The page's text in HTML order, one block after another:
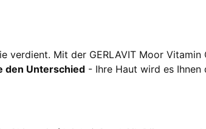
Mit der GERLAVIT Moor
den Unterschied - Ihre Haut wird es Ihnen